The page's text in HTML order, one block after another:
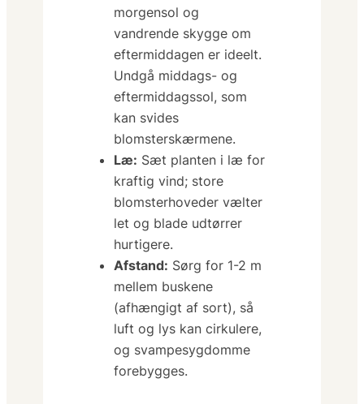
morgensol og
vandrende skygge om
eftermiddagen er ideelt.
Undgå middags- og
eftermiddagssol, som
kan svides
blomsterskærmene.
Læ: Sæt planten i læ for
kraftig vind; store
blomsterhoveder vælter
let og blade udtørrer
hurtigere.
Afstand: Sørg for 1-2 m
mellem buskene
(afhængigt af sort), så
luft og lys kan cirkulere,
og svampesygdomme
forebygges.